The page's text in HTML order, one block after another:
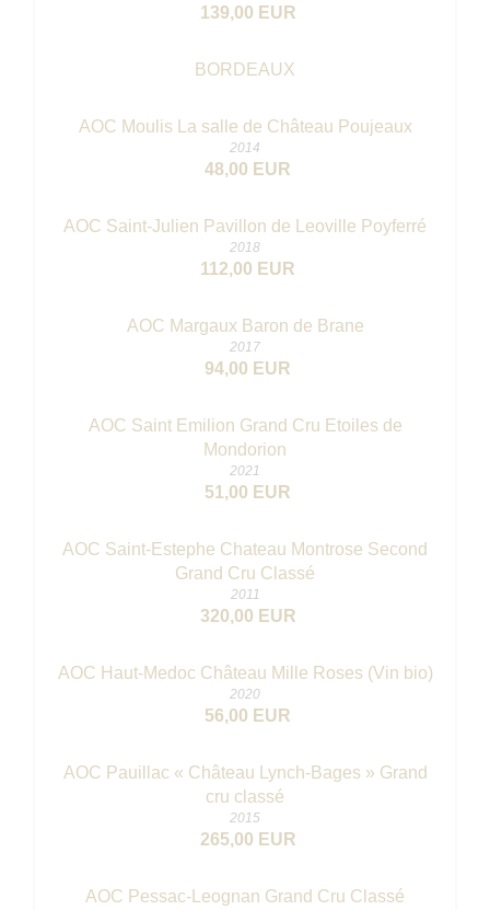
139,00 EUR
BORDEAUX
AOC Moulis La salle de Château Poujeaux
2014
48,00 EUR
AOC Saint-Julien Pavillon de Leoville Poyferré
2018
112,00 EUR
AOC Margaux Baron de Brane
2017
94,00 EUR
AOC Saint Emilion Grand Cru Etoiles de
Mondorion
2021
51,00 EUR
AOC Saint-Estephe Chateau Montrose Second
Grand Cru Classé
2011
320,00 EUR
AOC Haut-Medoc Château Mille Roses (Vin bio)
2020
56,00 EUR
AOC Pauillac « Château Lynch-Bages » Grand
cru classé
2015
265,00 EUR
AOC Pessac-Leognan Grand Cru Classé